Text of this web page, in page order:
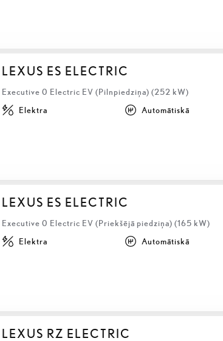
LEXUS ES ELECTRIC
Executive 0 Electric EV (Pilnpiedziņa) (252 kW)
Elektra Automātiskā
LEXUS ES ELECTRIC
Executive 0 Electric EV (Priekšējā piedziņa) (165 kW)
Elektra Automātiskā
LEXUS RZ ELECTRIC